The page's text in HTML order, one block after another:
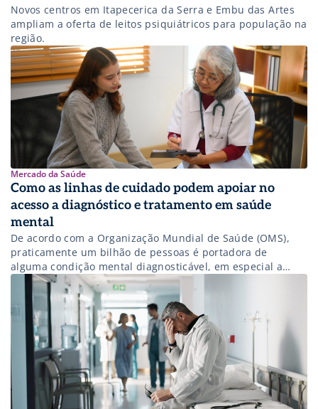
Novos centros em Itapecerica da Serra e Embu das Artes
ampliam a oferta de leitos psiquiátricos para população na
região.
Mercado da Saúde
Como as linhas de cuidado podem apoiar no
acesso a diagnóstico e tratamento em saúde
mental
De acordo com a Organização Mundial de Saúde (OMS),
praticamente um bilhão de pessoas é portadora de
alguma condição mental diagnosticável, em especial a
ansiedade e a depressão1. Apesar de não haver dados de
como elas impactam na mortalidade global, pessoas com
condições não-transmissíveis são três vezes mais
suscetíveis a desenvolverem depressão3. Portanto, é
possível […]